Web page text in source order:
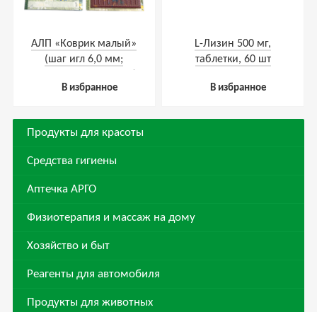
АЛП «Коврик малый»
(шаг игл 6,0 мм;
В избранное
L-Лизин 500 мг,
таблетки, 60 шт
В избранное
Продукты для красоты
Средства гигиены
Аптечка АРГО
Физиотерапия и массаж на дому
Хозяйство и быт
Реагенты для автомобиля
Продукты для животных